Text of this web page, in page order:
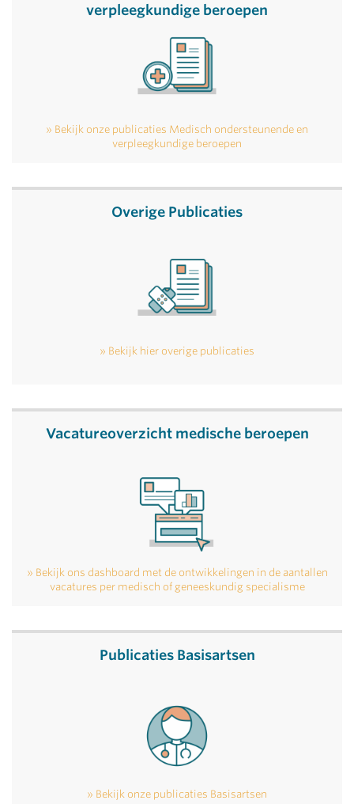
verpleegkundige beroepen
Bekijk onze publicaties Medisch ondersteunende en
verpleegkundige beroepen
Overige Publicaties
Bekijk hier overige publicaties
Vacatureoverzicht medische beroepen
Bekijk ons dashboard met de ontwikkelingen in de aantallen
vacatures per medisch of geneeskundig specialisme
Publicaties Basisartsen
Bekijk onze publicaties Basisartsen